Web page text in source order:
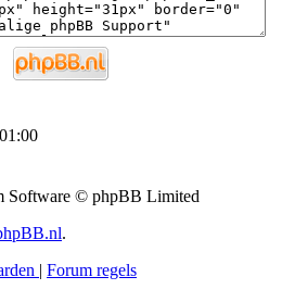
Software © phpBB Limited
.
| Forum regels